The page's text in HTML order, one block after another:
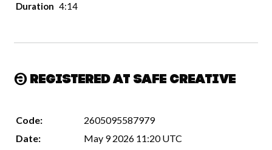
Duration 4:14
Registered at Safe Creative
Code:
2605095587979
Date:
May 9 2026 11:20 UTC